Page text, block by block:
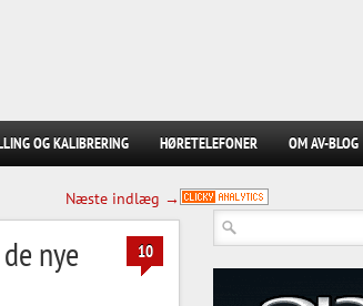
OG KALIBRERING HØRETELEFONER OM AV-BLOG
Næste indlæg →
nye
10